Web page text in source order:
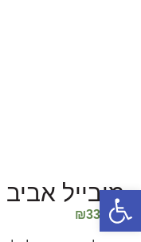
מובייל
₪330.00
פתח סרגל נגישות